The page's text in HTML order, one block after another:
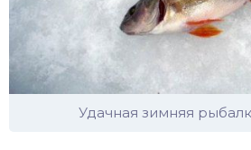
Удачная зимняя
амур